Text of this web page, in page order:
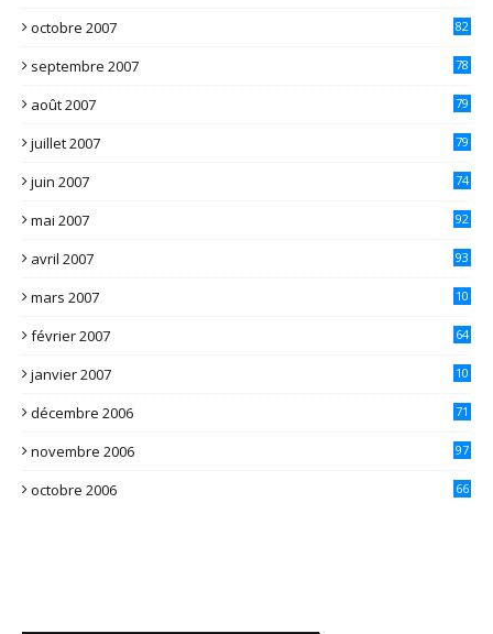
octobre 2007 82
septembre 2007 78
août 2007 79
juillet 2007 79
juin 2007 74
mai 2007 92
avril 2007 93
mars 2007
10
février 2007 64
janvier 2007
10
décembre 2006 71
novembre 2006 97
octobre 2006 66